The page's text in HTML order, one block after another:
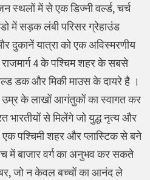
स्थलों में से एक डिज्नी वर्ल्ड, चर्च
में सड़क लंबी परिसर ग्रेहाउंड
दुकानें यात्रा को एक अविस्मरणीय
4 के पश्चिम शहर के सबसे
डक और मिकी माउस के दायरे है ।
उम्र के लाखों आगंतुकों का स्वागत कर
भारतीयों से मिलेंगे जो युद्ध नृत्य और
पश्चिमी शहर और प्लास्टिक से बने
में बाजार वर्ग का अनुभव कर सकते
जो न केवल बच्चों का आनंद ले